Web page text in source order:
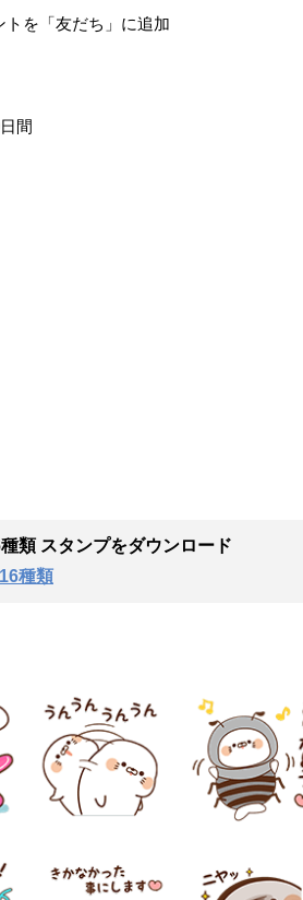
トを「友だち」に追加
間
類 スタンプをダウンロード
種類